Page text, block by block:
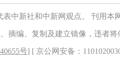
中新社和中新网观点。 刊用本
摘编、复制及建立镜像，违者将
号] [ 京公网安备：